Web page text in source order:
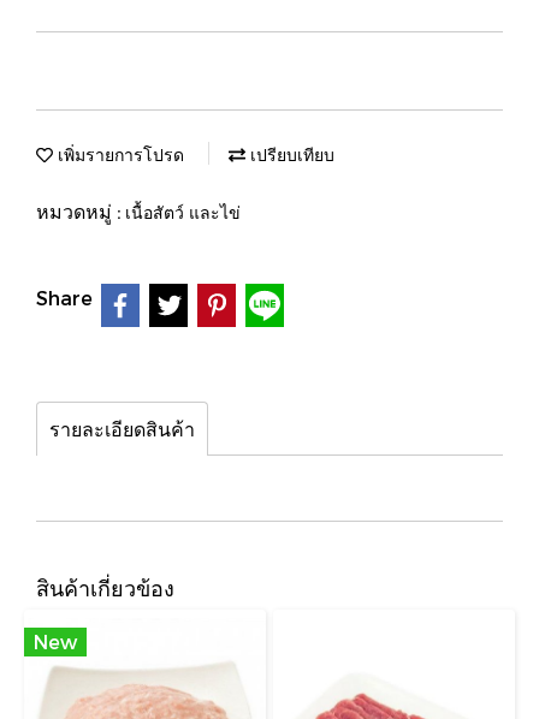
เพิ่มรายการโปรด เปรียบเทียบ
หมวดหมู่ : เนื้อสัตว์ และไข่
Share
รายละเอียดสินค้า
สินค้าเกี่ยวข้อง
New